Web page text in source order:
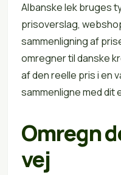
Albanske lek bruges
prisoverslag,
sammenligning af
omregner til danske
af den reelle pris i en
sammenligne med dit
Omregn
vej